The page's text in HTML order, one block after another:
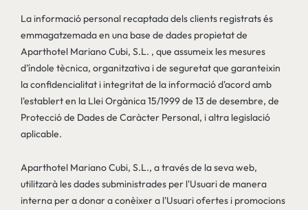
La informació personal recaptada dels clients registrats és
emmagatzemada en una base de dades propietat de
Aparthotel Mariano Cubi, S.L. , que assumeix les mesures
d'índole tècnica, organitzativa i de seguretat que garanteixin
la confidencialitat i integritat de la informació d'acord amb
l'establert en la Llei Orgànica 15/1999 de 13 de desembre, de
Protecció de Dades de Caràcter Personal, i altra legislació
aplicable.
Aparthotel Mariano Cubi, S.L., a través de la seva web,
utilitzarà les dades subministrades per l'Usuari de manera
interna per a donar a conèixer a l'Usuari ofertes i promocions